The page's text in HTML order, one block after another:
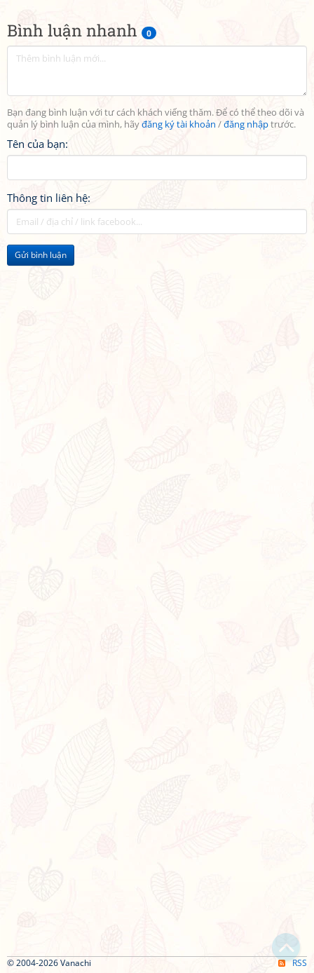
Bình luận nhanh 0
Bạn đang bình luận với tư cách khách viếng thăm. Để có thể theo dõi và
quản lý bình luận của mình, hãyđăng ký tài khoản /đăng nhậptrước.
Tên của bạn:
Thông tin liên hệ:
Gửi bình luận
© 2004-2026 Vanachi RSS